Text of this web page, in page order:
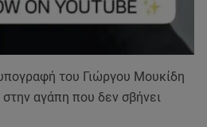
του Γιώργου Μουκίδη
αγάπη που δεν σβήνει